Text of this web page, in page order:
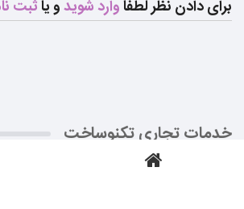
برای دادن نظر لطفاوارد شویدو یاثبت
خدمات تجاری تکنوساخت